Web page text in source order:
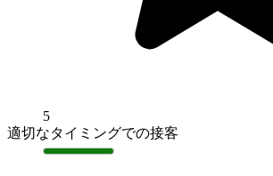
5
適切なタイミングでの接客